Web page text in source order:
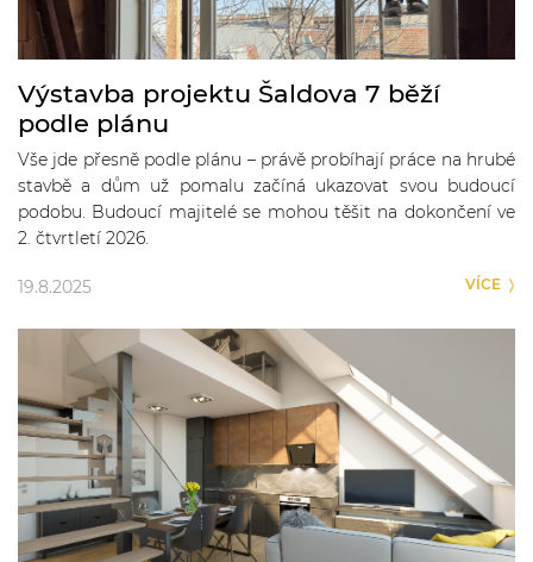
Výstavba projektu Šaldova 7 běží
podle plánu
Vše jde přesně podle plánu – právě probíhají práce na hrubé
stavbě a dům už pomalu začíná ukazovat svou budoucí
podobu. Budoucí majitelé se mohou těšit na dokončení ve
2. čtvrtletí 2026.
19.8.2025 VÍCE